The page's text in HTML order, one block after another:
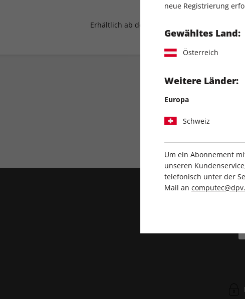
Erhältlich ab dem 18.03.2020
neue Registrierung
Gewähltes Land:
Österreich
Weitere Länder:
Europa
Schweiz
Um ein Abonnement
unseren
telefonisch unter der
Mail an